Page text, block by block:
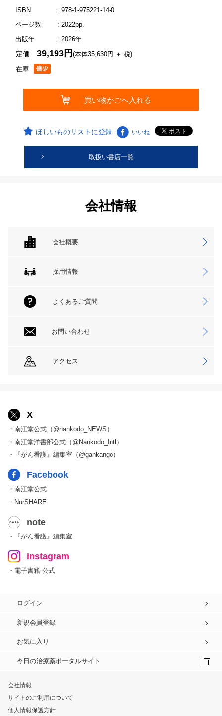
ISBN
: 978-1-975221-14-0
ページ数
: 2022pp.
出版年
: 2026年
在庫
定価39,193円(本体35,630円 ＋ 税)
ほしいものリストに登録 いいね
取扱い書店一覧
会社情報
会社概要
採用情報
よくあるご質問
お問い合わせ
アクセス
X
・南江堂公式（@nankodo_NEWS）
・南江堂洋書部公式（@Nankodo_Intl）
・『がん看護』編集室（@gankango）
Facebook
・南江堂公式
・NurSHARE
note
・『がん看護』編集室
Instagram
・電子書籍 公式
ログイン
新規会員登録
お気に入り
今日の治療薬ポータルサイト
会社情報
サイトのご利用について
個人情報保護方針